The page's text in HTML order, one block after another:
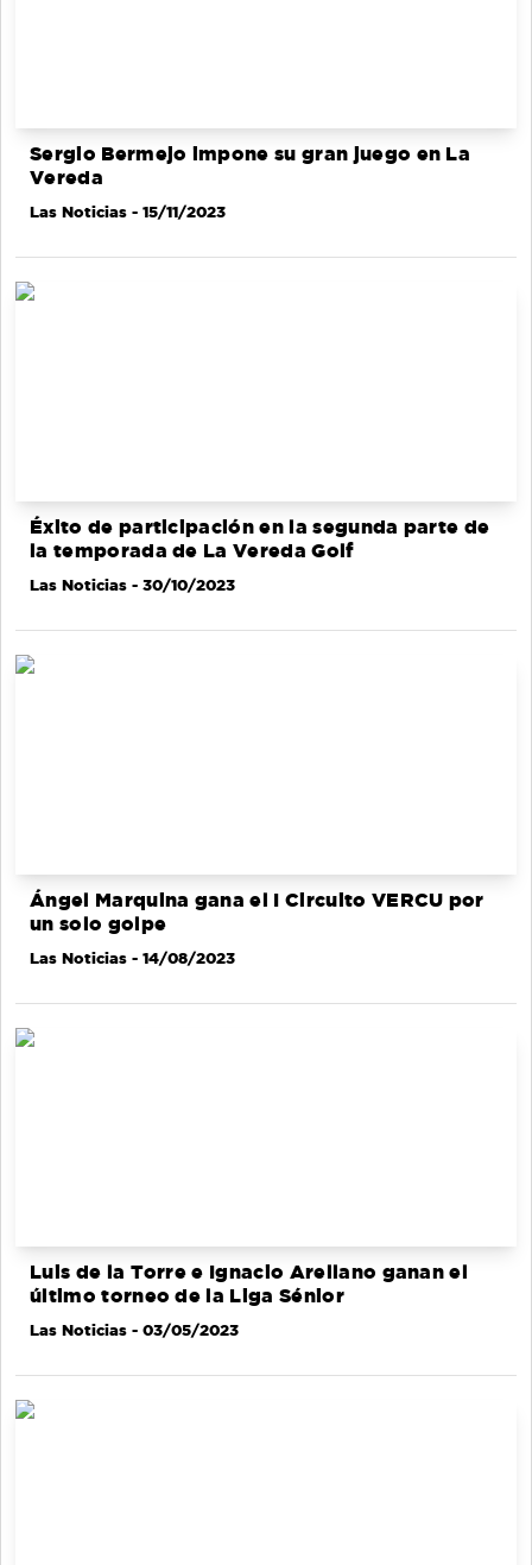
Sergio Bermejo impone su gran juego en La
Vereda
Las Noticias - 15/11/2023
Éxito de participación en la segunda parte de
la temporada de La Vereda Golf
Las Noticias - 30/10/2023
Ángel Marquina gana el I Circuito VERCU por
un solo golpe
Las Noticias - 14/08/2023
Luis de la Torre e Ignacio Arellano ganan el
último torneo de la Liga Sénior
Las Noticias - 03/05/2023